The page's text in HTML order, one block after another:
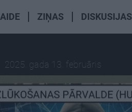
ZIŅAS DISKUSIJAS
2025. gada 13. februāris